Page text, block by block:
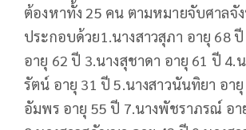
ต้องหาทั้ง 25 คน ตามหมายจับศาลจั
ประกอบด้วย1.นางสาวสุภา อายุ 68
อายุ 62 ปี 3.นางสุชาดา อายุ 61 ปี 4.
รัตน์ อายุ 31 ปี 5.นางสาวนันทิยา อา
อัมพร อายุ 55 ปี 7.นางพัชราภรณ์ อา